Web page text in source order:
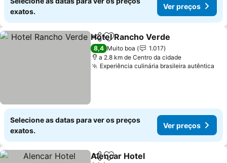
exatos.
Ver preços
PartilharAdicionar aos favoritos
Hotel Rancho Verde
8,4 Muito boa
1.017
a 2.8 km de Centro da cidade
Experiência culinária brasileira autêntica
Selecione as datas para ver os preços
exatos.
Ver preços
Partilhar
Alencar Hotel